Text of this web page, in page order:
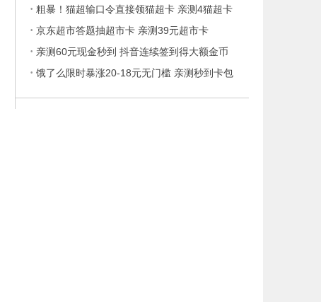
· 粗暴！猫超输口令直接领猫超卡 亲测4猫超卡
· 京东超市答题抽超市卡 亲测39元超市卡
· 亲测60元现金秒到 抖音连续签到得大额金币
· 饿了么限时暴涨20-18元无门槛 亲测秒到卡包